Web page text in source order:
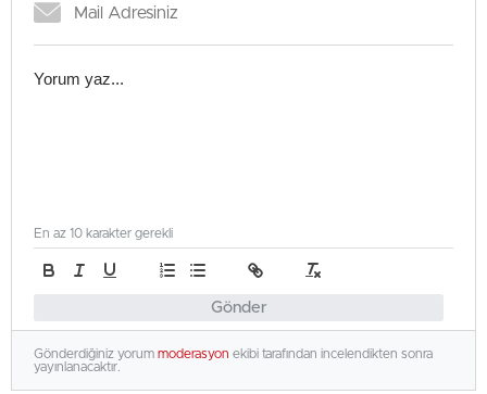
Gönder
En az 10 karakter gerekli
Gönderdiğiniz yorum moderasyon ekibi tarafından incelendikten sonra
yayınlanacaktır.